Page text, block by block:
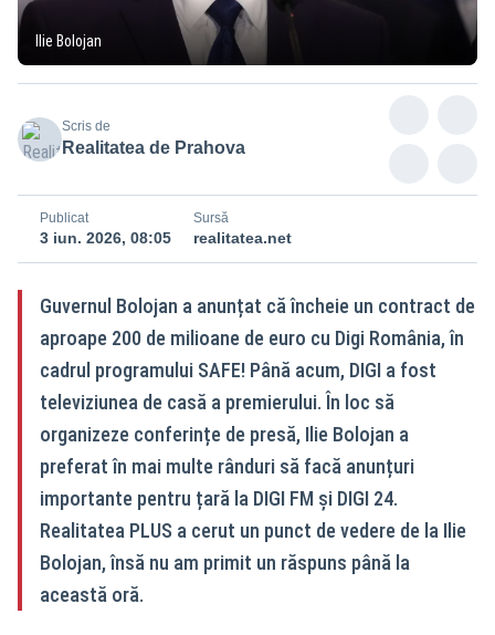
Ilie Bolojan
Scris de
Realitatea de Prahova
Publicat
3 iun. 2026, 08:05
Sursă
realitatea.net
Guvernul Bolojan a anunțat că încheie un contract de
aproape 200 de milioane de euro cu Digi România, în
cadrul programului SAFE! Până acum, DIGI a fost
televiziunea de casă a premierului. În loc să
organizeze conferințe de presă, Ilie Bolojan a
preferat în mai multe rânduri să facă anunțuri
importante pentru țară la DIGI FM și DIGI 24.
Realitatea PLUS a cerut un punct de vedere de la Ilie
Bolojan, însă nu am primit un răspuns până la
această oră.